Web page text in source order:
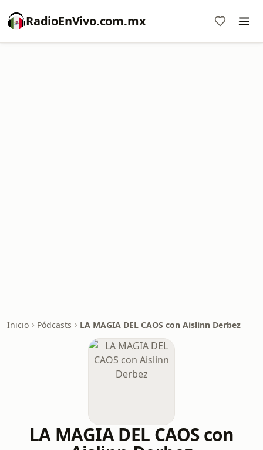
RadioEnVivo.com.mx
Inicio Pódcasts LA MAGIA DEL CAOS con Aislinn Derbez
LA MAGIA DEL CAOS con